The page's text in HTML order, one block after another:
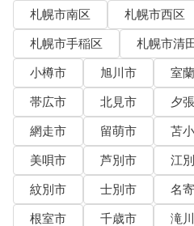
札幌市南区 札幌市西区
札幌市手稲区
札幌市清
小樽市
旭川市 室
帯広市
北見市 夕
網走市
留萌市 苫
美唄市
芦別市 江
紋別市
士別市 名
根室市
千歳市 滝